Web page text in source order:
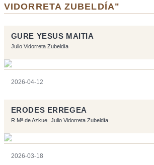
VIDORRETA ZUBELDÍA"
GURE YESUS MAITIA
Julio Vidorreta Zubeldía
2026-04-12
ERODES ERREGEA
R Mª de Azkue Julio Vidorreta Zubeldía
2026-03-18